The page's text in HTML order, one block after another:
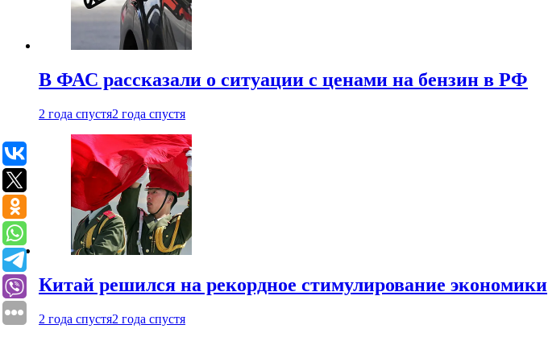
В ФАС рассказали о ситуации с ценами на бензин в РФ
2 года спустя2 года спустя
Китай решился на рекордное стимулирование экономики
2 года спустя2 года спустя